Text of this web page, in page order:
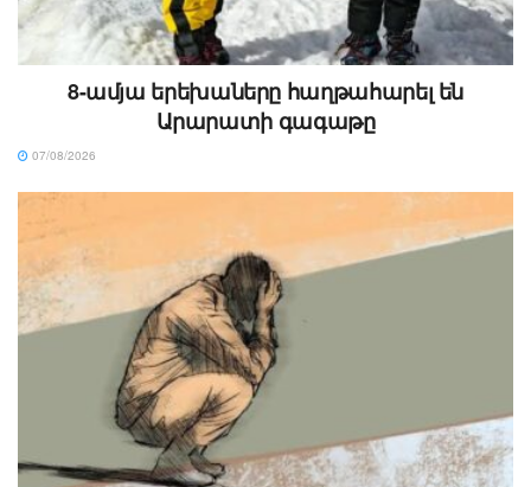
8-ամյա երեխաները հաղթահարել են
Արարատի գագաթը
07/08/2026